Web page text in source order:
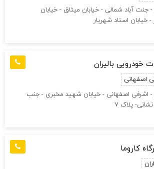
- جنت آباد شمالی - خیابان میثاق - خیابان
- خیابان استاد شهریار
خودرویی بالیران
اصفهانی
- اشرفی اصفهانی - خيابان شهيد مخبری - جنب
پلاک 7
کاروما